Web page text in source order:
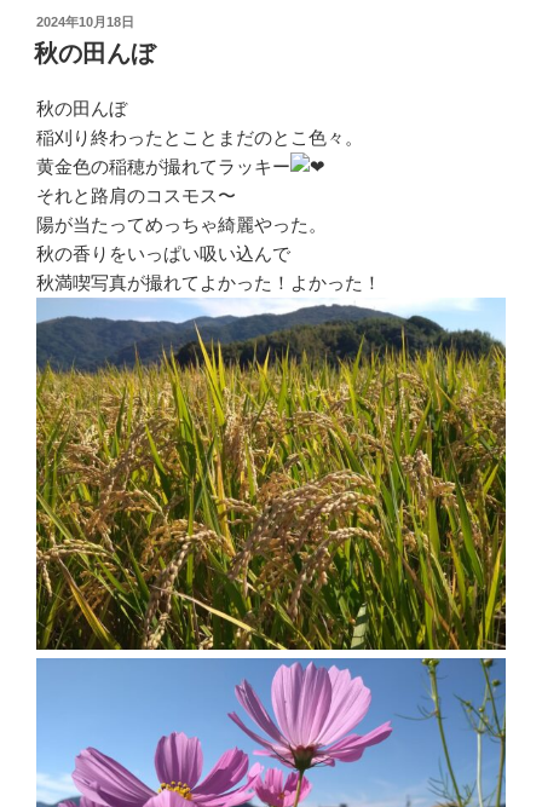
投
稿
日:
2024年10月18日
秋の田んぼ
秋の田んぼ
稲刈り終わったとことまだのとこ色々。
黄金色の稲穂が撮れてラッキー
それと路肩のコスモス〜
陽が当たってめっちゃ綺麗やった。
秋の香りをいっぱい吸い込んで
秋満喫写真が撮れてよかった！よかった！